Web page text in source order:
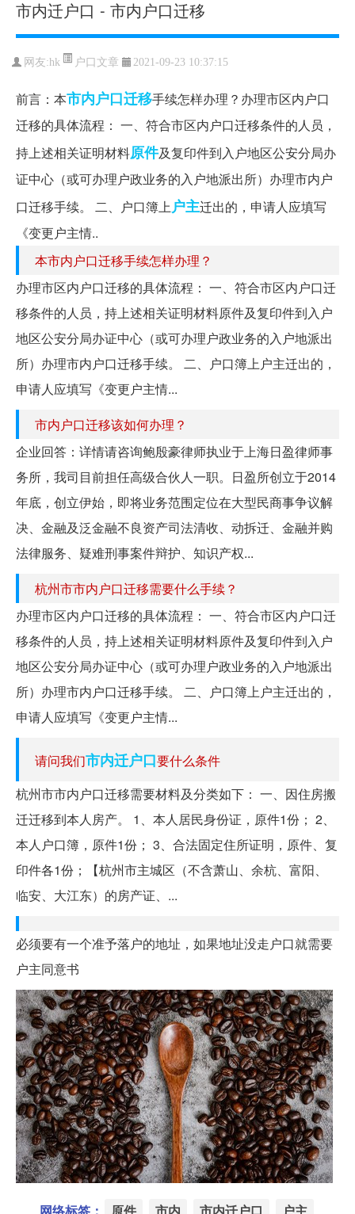
市内迁户口 - 市内户口迁移
网友:hk 户口文章 2021-09-23 10:37:15
前言：本市内户口迁移手续怎样办理？办理市区内户口
迁移的具体流程： 一、符合市区内户口迁移条件的人员，
持上述相关证明材料原件及复印件到入户地区公安分局办
证中心（或可办理户政业务的入户地派出所）办理市内户
口迁移手续。 二、户口簿上户主迁出的，申请人应填写
《变更户主情..
本市内户口迁移手续怎样办理？
办理市区内户口迁移的具体流程： 一、符合市区内户口迁
移条件的人员，持上述相关证明材料原件及复印件到入户
地区公安分局办证中心（或可办理户政业务的入户地派出
所）办理市内户口迁移手续。 二、户口簿上户主迁出的，
申请人应填写《变更户主情...
市内户口迁移该如何办理？
企业回答：详情请咨询鲍殷豪律师执业于上海日盈律师事
务所，我司目前担任高级合伙人一职。日盈所创立于2014
年底，创立伊始，即将业务范围定位在大型民商事争议解
决、金融及泛金融不良资产司法清收、动拆迁、金融并购
法律服务、疑难刑事案件辩护、知识产权...
杭州市市内户口迁移需要什么手续？
办理市区内户口迁移的具体流程： 一、符合市区内户口迁
移条件的人员，持上述相关证明材料原件及复印件到入户
地区公安分局办证中心（或可办理户政业务的入户地派出
所）办理市内户口迁移手续。 二、户口簿上户主迁出的，
申请人应填写《变更户主情...
请问我们市内迁户口要什么条件
杭州市市内户口迁移需要材料及分类如下： 一、因住房搬
迁迁移到本人房产。 1、本人居民身份证，原件1份； 2、
本人户口簿，原件1份； 3、合法固定住所证明，原件、复
印件各1份；【杭州市主城区（不含萧山、余杭、富阳、
临安、大江东）的房产证、...
必须要有一个准予落户的地址，如果地址没走户口就需要
户主同意书
网络标签： 原件 市内 市内迁户口 户主